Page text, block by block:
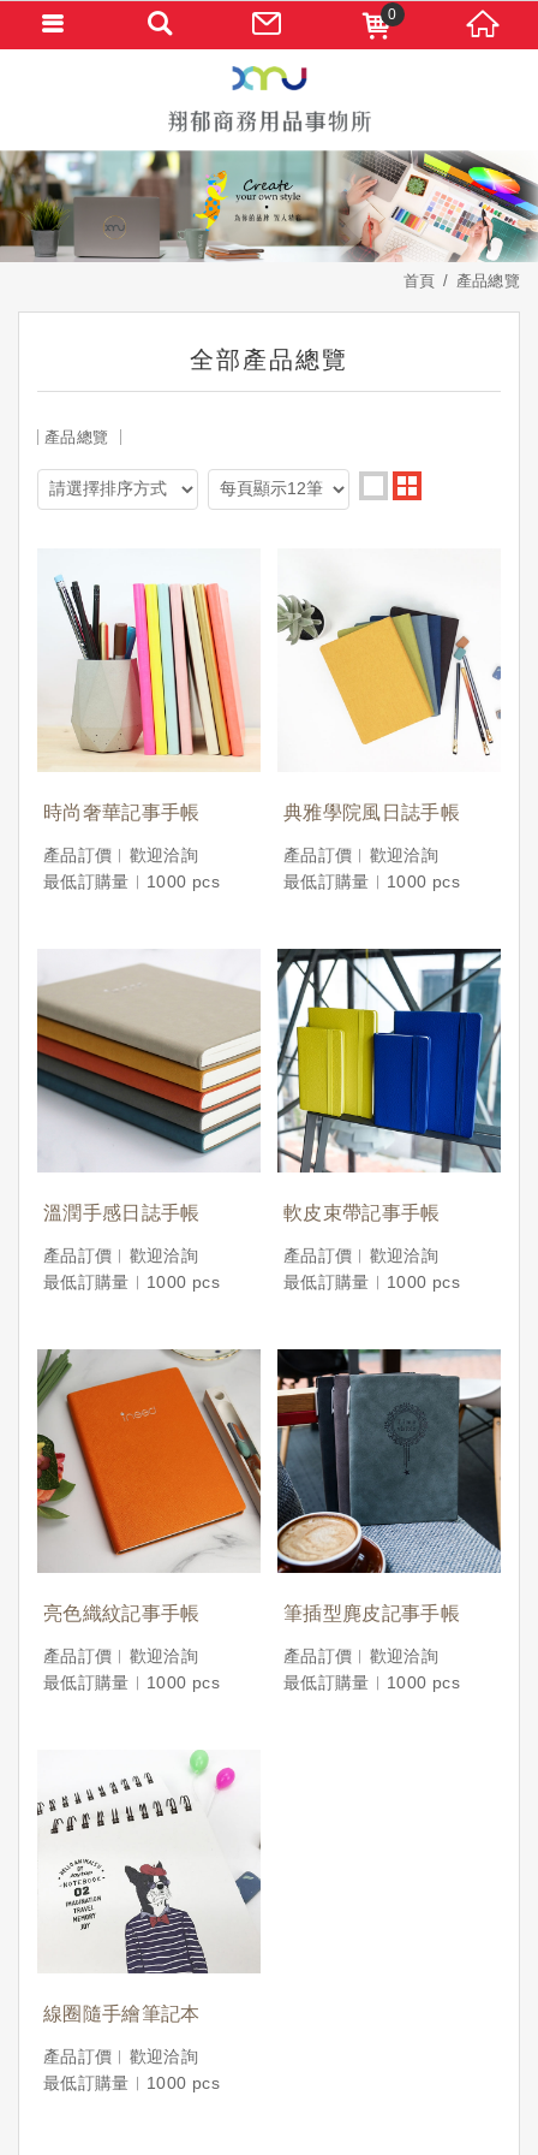
首頁 產品總覽
全部產品總覽
產品總覽
時尚奢華記事手帳
產品訂價︱歡迎洽詢
最低訂購量︱1000 pcs
典雅學院風日誌手帳
產品訂價︱歡迎洽詢
最低訂購量︱1000 pcs
溫潤手感日誌手帳
產品訂價︱歡迎洽詢
最低訂購量︱1000 pcs
軟皮束帶記事手帳
產品訂價︱歡迎洽詢
最低訂購量︱1000 pcs
亮色織紋記事手帳
產品訂價︱歡迎洽詢
最低訂購量︱1000 pcs
筆插型麂皮記事手帳
產品訂價︱歡迎洽詢
最低訂購量︱1000 pcs
線圈隨手繪筆記本
產品訂價︱歡迎洽詢
最低訂購量︱1000 pcs
0